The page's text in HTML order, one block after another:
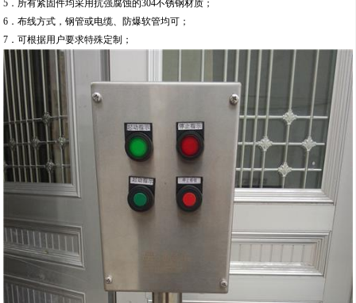
内装防爆按钮采用胶粘工艺，保证了可靠的结合强度；
内装防爆指示灯采用特殊的设计，交流220/380V通用；
采用去路密封结构设计，具有靓号的防水防尘性能；
外露紧固件均用不锈钢材质，采用防掉式设计，便于用户安装，维护；
1．本产品外壳采用优质不锈钢焊接而成，表面经高速抛丸后粉末静电喷塑，外形美
观；
2．本产品为改进型防爆产品，内部可装防爆按钮、防爆指示灯、
防爆电流表、防爆开关、防爆电压表等各种仪表和控制需要的部分；
3．采用国家标准设计，可选择壁挂式、立柱式、平面式等；
4．可按客户要求加装防护箱，能够显示内部控制部分的显示，具有较高的户外防护
5．所有紧固件均采用抗强腐蚀的304不锈钢材质；
6．布线方式，钢管或电缆、防爆软管均可；
7．可根据用户要求特殊定制；